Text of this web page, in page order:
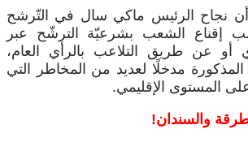
أن نجاح الرئيس ماكي سال في التّرشح
إقناع الشعب بشرعيّة الترشّح عبر
أو عن طريق التلاعب بالرأي العام،
مدخلًا لعديد من المخاطر التي
المستوى الإقليمي.
والسندان!